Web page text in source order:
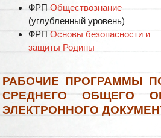
ФРП Обществознание
(углубленный уровень)
ФРП Основы безопасности и
защиты Родины
РАБОЧИЕ ПРОГРАММЫ
СРЕДНЕГО ОБЩЕГО
ЭЛЕКТРОННОГО